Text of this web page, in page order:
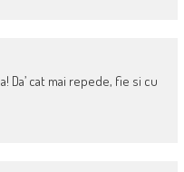
Da’ cat mai repede, fie si cu